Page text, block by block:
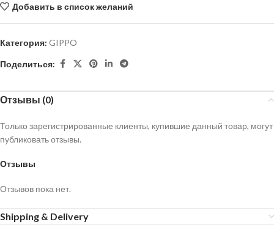
Добавить в список желаний
Категория: GIPPO
Поделиться:
Отзывы (0)
Отзывы
Отзывов пока нет.
Только зарегистрированные клиенты, купившие данный товар, могут
публиковать отзывы.
Shipping & Delivery